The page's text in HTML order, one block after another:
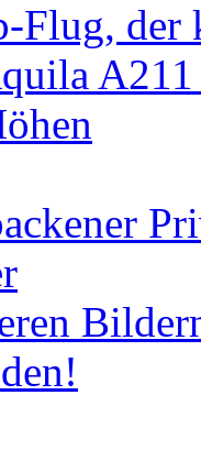
Flug, der